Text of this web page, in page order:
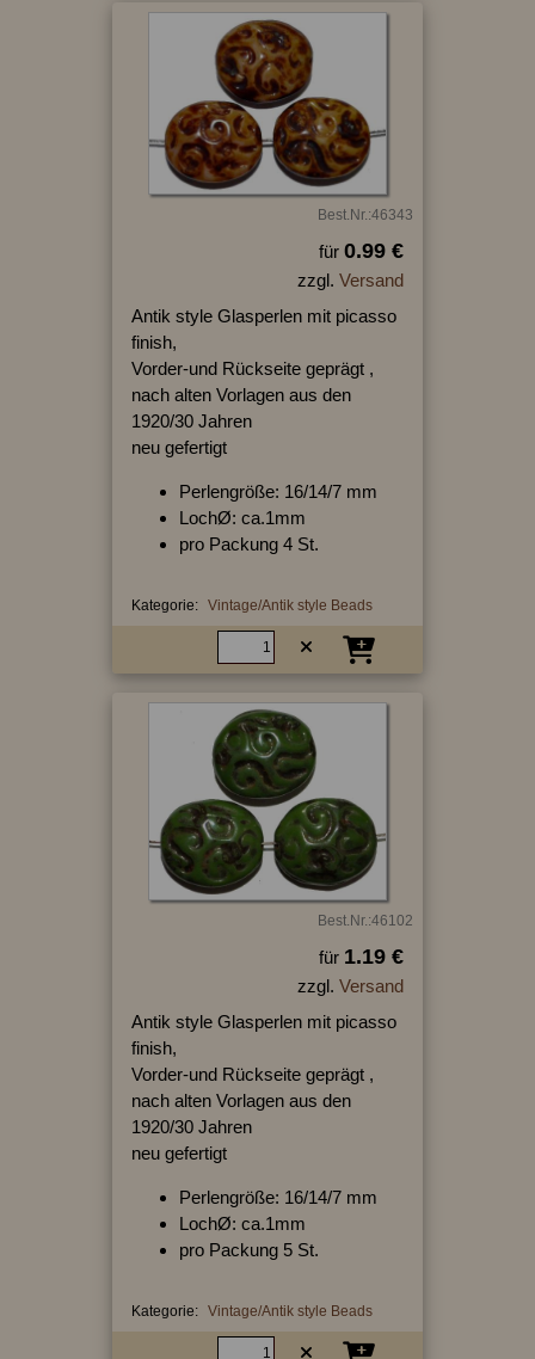
Best.Nr.:46343
für 0.99 €
zzgl. Versand
Antik style Glasperlen mit picasso
finish,
Vorder-und Rückseite geprägt ,
nach alten Vorlagen aus den
1920/30 Jahren
neu gefertigt
Perlengröße: 16/14/7 mm
LochØ: ca.1mm
pro Packung 4 St.
Kategorie: Vintage/Antik style Beads
Best.Nr.:46102
für 1.19 €
zzgl. Versand
Antik style Glasperlen mit picasso
finish,
Vorder-und Rückseite geprägt ,
nach alten Vorlagen aus den
1920/30 Jahren
neu gefertigt
Perlengröße: 16/14/7 mm
LochØ: ca.1mm
pro Packung 5 St.
Kategorie: Vintage/Antik style Beads